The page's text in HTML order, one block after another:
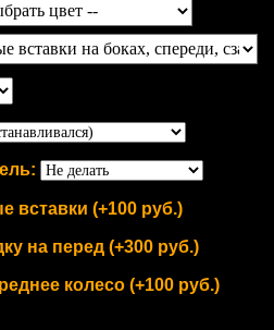
вставки (+100 руб.)
на перед (+300 руб.)
колесо (+100 руб.)